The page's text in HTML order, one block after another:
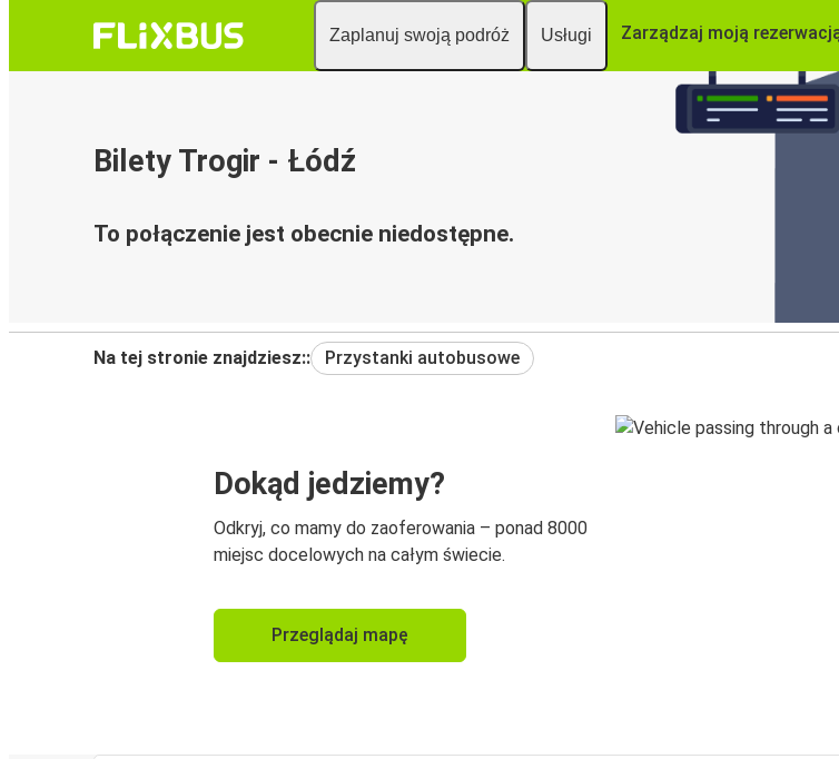
Zaplanuj swoją podróż Usługi Zarządzaj moją
Bilety Trogir - Łódź
To połączenie jest obecnie niedostępne.
Na tej stronie znajdziesz:: Przystanki autobusowe
Dokąd jedziemy?
Odkryj, co mamy do zaoferowania – ponad 8000
miejsc docelowych na całym świecie.
Przeglądaj mapę